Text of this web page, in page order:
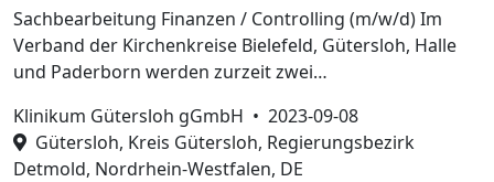
Sachbearbeitung Finanzen / Controlling (m/w/d) Im
Verband der Kirchenkreise Bielefeld, Gütersloh, Halle
und Paderborn werden zurzeit zwei…
Klinikum Gütersloh gGmbH • 2023-09-08
Gütersloh, Kreis Gütersloh, Regierungsbezirk
Detmold, Nordrhein-Westfalen, DE